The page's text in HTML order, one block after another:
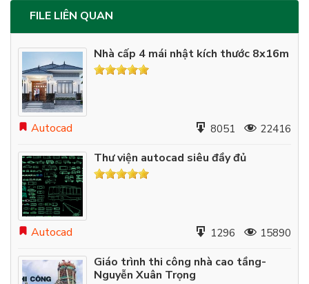
FILE LIÊN QUAN
Nhà cấp 4 mái nhật kích thước 8x16m
Autocad 8051 22416
Thư viện autocad siêu đầy đủ
Autocad 1296 15890
Giáo trình thi công nhà cao tầng-
Nguyễn Xuân Trọng